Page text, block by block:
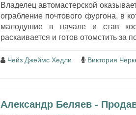
Владелец автомастерской
ограбление почтового фургона, в
малодушие в начале и став
раскаивается и готов отомстить
Чейз Джеймс Хедли Виктория
Александр Беляев -